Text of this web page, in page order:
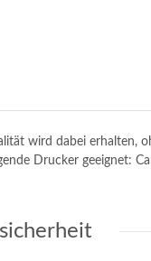
wird dabei erhalten,
Drucker geeignet: